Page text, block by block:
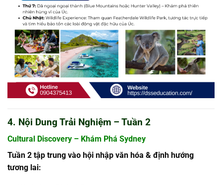
4. Nội Dung Trải Nghiệm – Tuần 2
Cultural Discovery – Khám Phá Sydney
Tuần 2 tập trung vào hội nhập văn hóa & định hướng
tương lai: